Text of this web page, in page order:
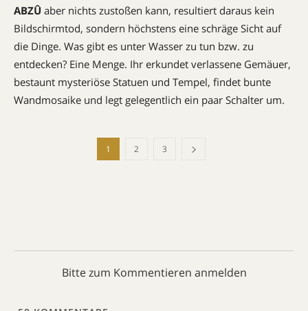
ABZÛ aber nichts zustoßen kann, resultiert daraus kein
Bildschirmtod, sondern höchstens eine schräge Sicht auf
die Dinge. Was gibt es unter Wasser zu tun bzw. zu
entdecken? Eine Menge. Ihr erkundet verlassene Gemäuer,
bestaunt mysteriöse Statuen und Tempel, findet bunte
Wandmosaike und legt gelegentlich ein paar Schalter um.
1 2 3
Bitte zum Kommentieren anmelden